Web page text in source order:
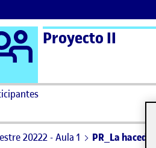
Logo Ágora
Proyecto II
20222 - Aula 1 PR_La hacedora